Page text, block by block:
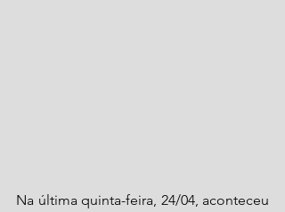
Na última quinta-feira, 24/04, aconteceu